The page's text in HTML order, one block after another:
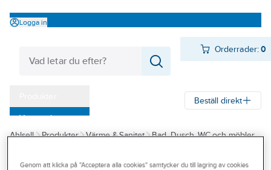
Logga in
Orderrader:0
Varumärken
Kampanjer
Outlet
Beställ direkt
Ahlsell Produkter Värme & Sanitet
Bad, Dusch, WC och möbler
Genom att klicka på "Acceptera alla cookies" samtycker du till lagring av cookies